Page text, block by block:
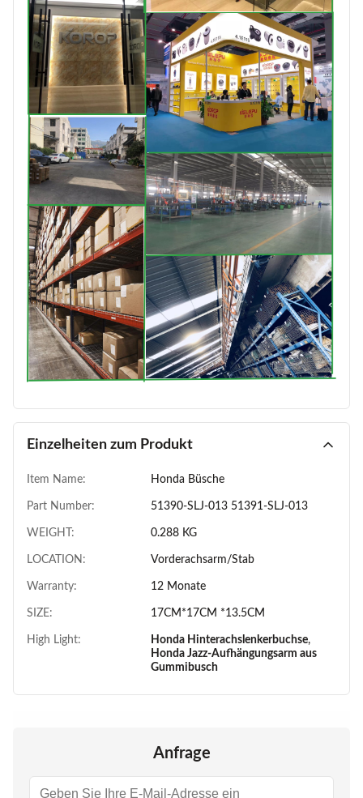
Einzelheiten zum Produkt
Item Name: Honda Büsche
Part Number: 51390-SLJ-013 51391-SLJ-013
WEIGHT: 0.288 KG
LOCATION: Vorderachsarm/Stab
Warranty: 12 Monate
SIZE: 17CM*17CM *13.5CM
High Light: Honda Hinterachslenkerbuchse,
Honda Jazz-Aufhängungsarm aus
Gummibusch
Anfrage